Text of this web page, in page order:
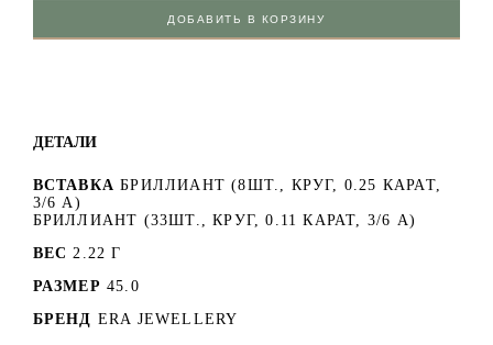
ДОБАВИТЬ В КОРЗИНУ
ДЕТАЛИ
ВСТАВКА БРИЛЛИАНТ (8ШТ., КРУГ, 0.25 КАРАТ,
3/6 А)
БРИЛЛИАНТ (33ШТ., КРУГ, 0.11 КАРАТ, 3/6 А)
ВЕС 2.22 Г
РАЗМЕР 45.0
БРЕНД ERA JEWELLERY